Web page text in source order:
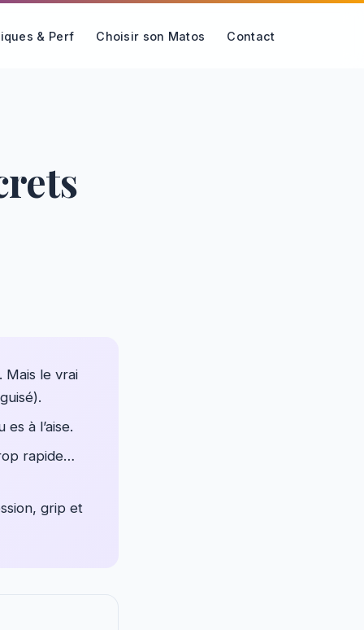
& Perf Choisir son Matos Contact
. Mais le vrai
à l’aise.
rapide…
grip et